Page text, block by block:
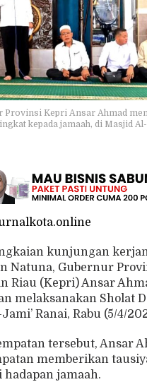
l
-
J
a
i
'
R
a
n
A
n
s
r
h
a
d
A
j
M
a
s
Provinsi Kepri Ansar Ahmad
kepada jamaah, di Masjid Al-
kunjungan
Natuna, Gubernur
Riau (Kepri) Ansar
melaksanakan Sholat
Ranai, Rabu (5/4/
tersebut, Ansar
memberikan
hadapan jamaah.